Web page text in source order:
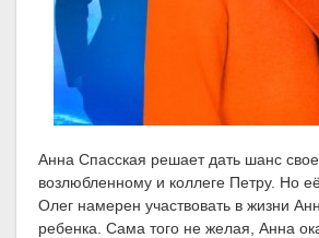
Анна Спасская решает дать шанс
возлюбленному и коллеге Петру. Но
Олег намерен участвовать в жизни
ребенка. Сама того не желая, Анна